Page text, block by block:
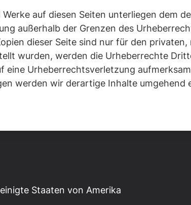
auf diesen Seiten unterliegen dem
außerhalb der Grenzen des
dieser Seite sind nur für den
wurden, werden die Urheberrechte
eine Urheberrechtsverletzung
werden wir derartige Inhalte umgehend
Staaten von Amerika